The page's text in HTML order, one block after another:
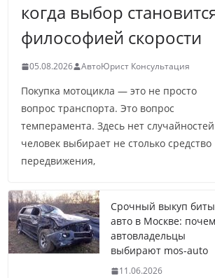
когда выбор
философией скорости
05.08.2026 АвтоЮрист Консультация
Покупка мотоцикла — это не просто
вопрос транспорта. Это вопрос
темперамента. Здесь нет
человек выбирает не столько средство
передвижения,
Срочный выкуп
авто в Москве:
автовладельцы
выбирают mos-auto
11.06.2026